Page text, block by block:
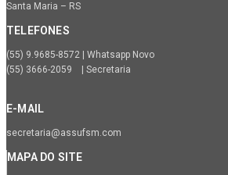
Santa Maria – RS
TELEFONES
(55) 9.9685-8572 | Whatsapp Novo
(55) 3666-2059 | Secretaria
E-MAIL
secretaria@assufsm.com
MAPA DO SITE